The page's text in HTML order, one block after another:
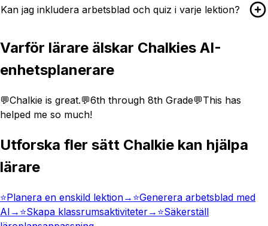
Kan jag inkludera arbetsblad och quiz i varje lektion?
Varför lärare älskar Chalkies AI-
enhetsplanerare
💬Chalkie is great.💬6th through 8th Grade💬This has
helped me so much!
Utforska fler sätt Chalkie kan hjälpa
lärare
⭐️Planera en enskild lektion→ ⭐️Generera arbetsblad med
AI → ⭐️Skapa klassrumsaktiviteter→ ⭐️Säkerställ